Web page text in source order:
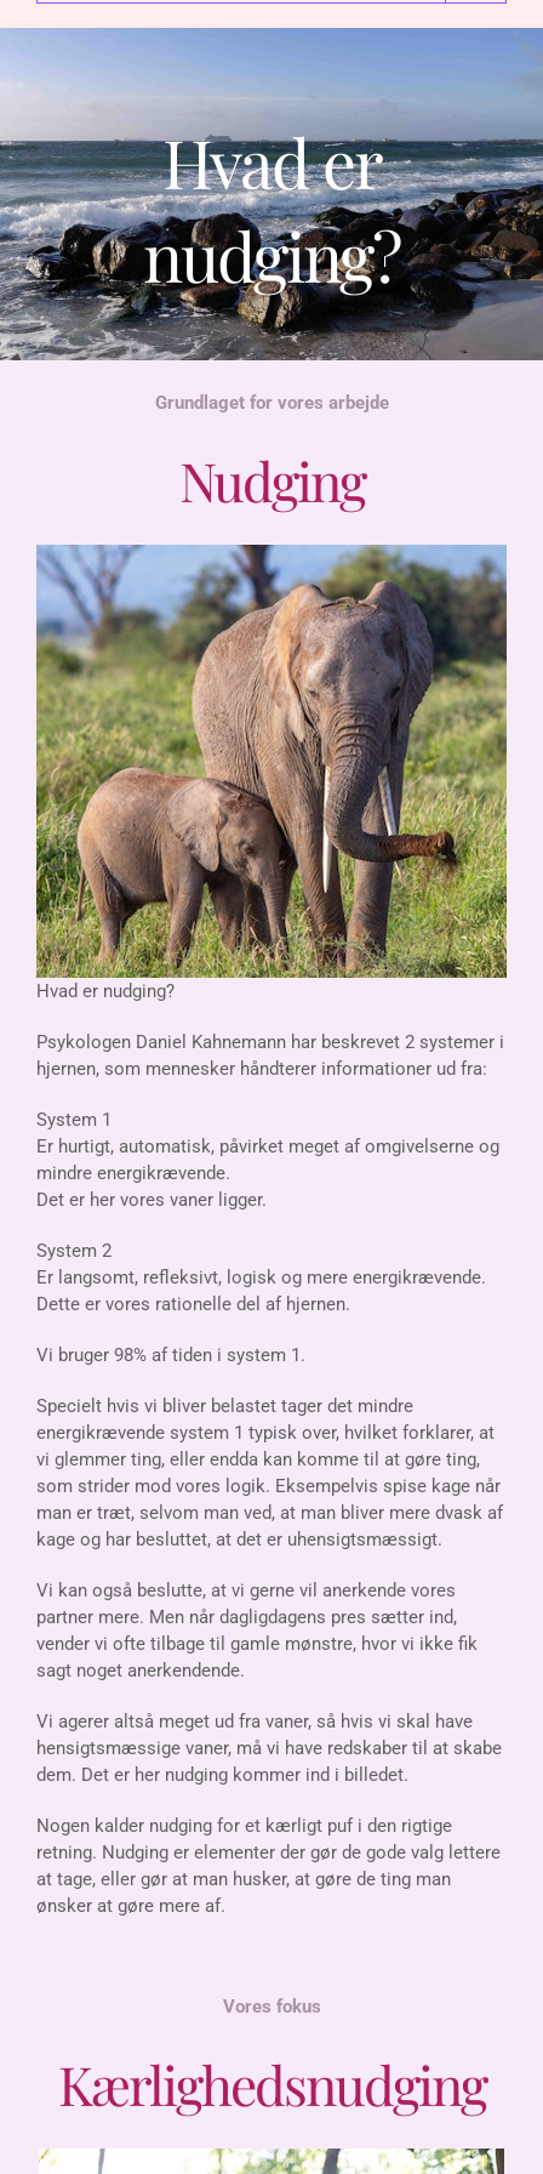
Hvad er
nudging?
Grundlaget for vores arbejde
Nudging
Hvad er nudging?
Psykologen Daniel Kahnemann har beskrevet 2 systemer i
hjernen, som mennesker håndterer informationer ud fra:
System 1
Er hurtigt, automatisk, påvirket meget af omgivelserne og
mindre energikrævende.
Det er her vores vaner ligger.
System 2
Er langsomt, refleksivt, logisk og mere energikrævende.
Dette er vores rationelle del af hjernen.
Vi bruger 98% af tiden i system 1.
Specielt hvis vi bliver belastet tager det mindre
energikrævende system 1 typisk over, hvilket forklarer, at
vi glemmer ting, eller endda kan komme til at gøre ting,
som strider mod vores logik. Eksempelvis spise kage når
man er træt, selvom man ved, at man bliver mere dvask af
kage og har besluttet, at det er uhensigtsmæssigt.
Vi kan også beslutte, at vi gerne vil anerkende vores
partner mere. Men når dagligdagens pres sætter ind,
vender vi ofte tilbage til gamle mønstre, hvor vi ikke fik
sagt noget anerkendende.
Vi agerer altså meget ud fra vaner, så hvis vi skal have
hensigtsmæssige vaner, må vi have redskaber til at skabe
dem. Det er her nudging kommer ind i billedet.
Nogen kalder nudging for et kærligt puf i den rigtige
retning. Nudging er elementer der gør de gode valg lettere
at tage, eller gør at man husker, at gøre de ting man
ønsker at gøre mere af.
Vores fokus
Kærlighedsnudging